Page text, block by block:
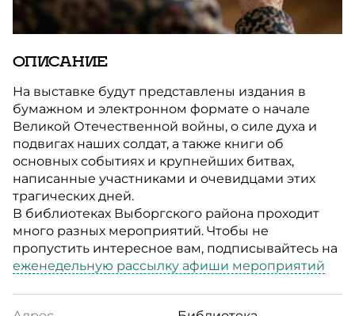
ОПИСАНИЕ
На выставке будут представлены издания в
бумажном и электронном формате о начале
Великой Отечественной войны, о силе духа и
подвигах наших солдат, а также книги об
основных событиях и крупнейших битвах,
написанные участниками и очевидцами этих
трагических дней.
В библиотеках Выборгского района проходит
много разных мероприятий. Чтобы не
пропустить интересное вам, подписывайтесь на
еженедельную рассылку афиши мероприятий